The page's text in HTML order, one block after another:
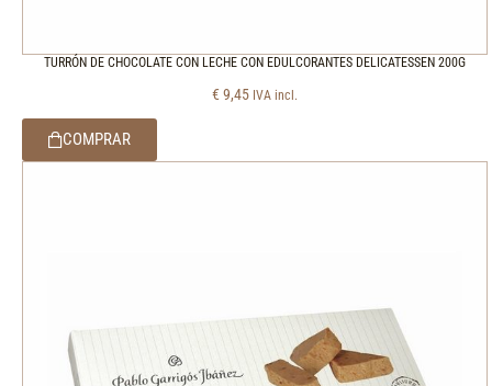
TURRÓN DE CHOCOLATE CON LECHE CON EDULCORANTES DELICATESSEN 200G
€ 9,45 IVA incl.
COMPRAR